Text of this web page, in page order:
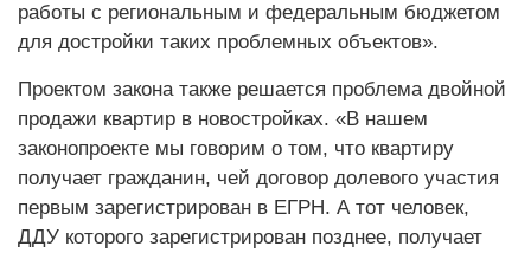
работы с региональным и федеральным бюджетом
для достройки таких проблемных объектов».
Проектом закона также решается проблема двойной
продажи квартир в новостройках. «В нашем
законопроекте мы говорим о том, что квартиру
получает гражданин, чей договор долевого участия
первым зарегистрирован в ЕГРН. А тот человек,
ДДУ которого зарегистрирован позднее, получает